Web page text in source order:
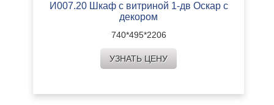
И007.20 Шкаф с витриной 1-дв Оскар с
декором
740*495*2206
УЗНАТЬ ЦЕНУ